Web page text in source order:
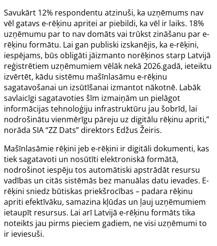
Savukārt 12% respondentu atzinuši, ka uzņēmums nav
vēl gatavs e-rēķinu apritei ar piebildi, ka vēl ir laiks. 18%
uzņēmumu par to nav domāts vai trūkst zināšanu par e-
rēķinu formātu. Lai gan publiski izskanējis, ka e-rēķini,
iespējams, būs obligāti jāizmanto norēķinos starp Latvijā
reģistrētiem uzņēmumiem vēlāk nekā 2026.gadā, ieteiktu
izvērtēt, kādu sistēmu mašīnlasāmu e-rēķinu
sagatavošanai un izsūtīšanai izmantot nākotnē. Labāk
savlaicīgi sagatavoties šīm izmaiņām un pielāgot
informācijas tehnoloģiju infrastruktūru jau šobrīd, lai
nodrošinātu vienmērīgu pāreju uz digitālu rēķinu apriti,”
norāda SIA “ZZ Dats” direktors Edžus Žeiris.
Mašīnlasāmie rēķini jeb e-rēķini ir digitāli dokumenti, kas
tiek sagatavoti un nosūtīti elektroniskā formātā,
nodrošinot iespēju tos automātiski apstrādāt resursu
vadības un citās sistēmās bez manuālas datu ievades. E-
rēķini sniedz būtiskas priekšrocības – padara rēķinu
apriti efektīvāku, samazina kļūdas un ļauj uzņēmumiem
ietaupīt resursus. Lai arī Latvijā e-rēķinu formāts tika
noteikts jau pirms pieciem gadiem, ne visi uzņēmumi to
ir ieviesuši.